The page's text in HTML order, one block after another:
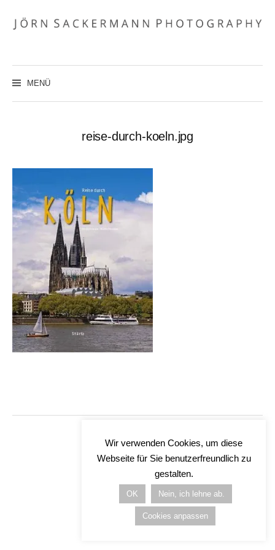
Inhalt
überspringen
MENÜ
reise-durch-koeln.jpg
Wir verwenden Cookies, um diese
Webseite für Sie benutzerfreundlich zu
gestalten.
OK Nein, ich lehne ab.
Cookies anpassen